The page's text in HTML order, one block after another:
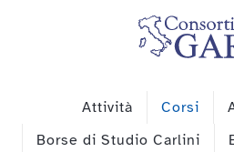
Skip to main content
Attività Corsi
Borse di Studio Carlini